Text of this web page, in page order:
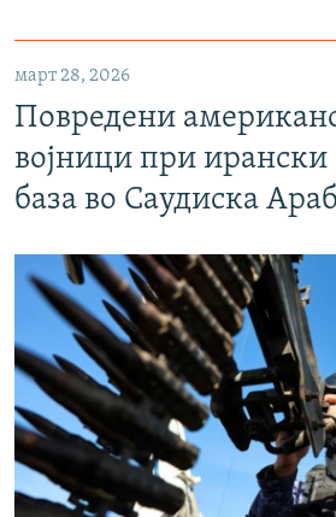
март 28, 2026
Повредени
војници при ирански
база во Саудиска